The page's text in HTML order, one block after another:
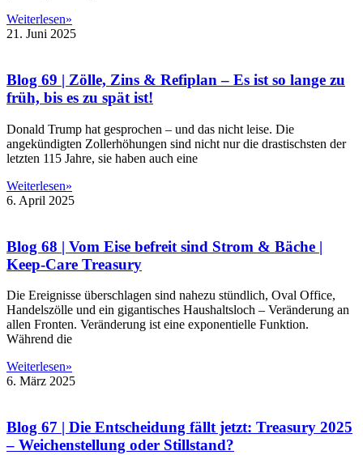
Weiterlesen»
21. Juni 2025
Blog 69 | Zölle, Zins & Refiplan – Es ist so lange zu
früh, bis es zu spät ist!
Donald Trump hat gesprochen – und das nicht leise. Die
angekündigten Zollerhöhungen sind nicht nur die drastischsten der
letzten 115 Jahre, sie haben auch eine
Weiterlesen»
6. April 2025
Blog 68 | Vom Eise befreit sind Strom & Bäche |
Keep-Care Treasury
Die Ereignisse überschlagen sind nahezu stündlich, Oval Office,
Handelszölle und ein gigantisches Haushaltsloch – Veränderung an
allen Fronten. Veränderung ist eine exponentielle Funktion.
Während die
Weiterlesen»
6. März 2025
Blog 67 | Die Entscheidung fällt jetzt: Treasury 2025
– Weichenstellung oder Stillstand?